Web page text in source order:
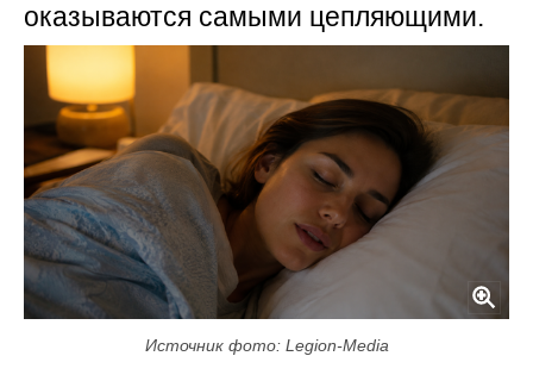
оказываются самыми цепляющими.
Источник фото: Legion-Media